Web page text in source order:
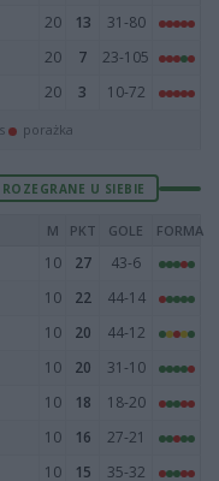
20 13
31-80
20 7
23-105
20 3 10-72
porażka
U SIEBIE
M PKT GOLE FORMA
10 27
43-6
10 22
44-14
10 20
44-12
10 20
31-10
10 18
18-20
10 16
27-21
10 15 35-32